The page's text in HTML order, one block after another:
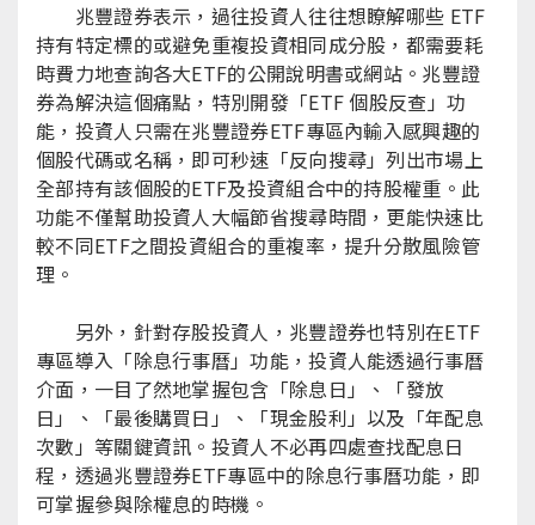
兆豐證券表示，過往投資人往往想瞭解哪些 ETF
持有特定標的或避免重複投資相同成分股，都需要耗
時費力地查詢各大ETF的公開說明書或網站。兆豐證
券為解決這個痛點，特別開發「ETF 個股反查」功
能，投資人只需在兆豐證券ETF專區內輸入感興趣的
個股代碼或名稱，即可秒速「反向搜尋」列出市場上
全部持有該個股的ETF及投資組合中的持股權重。此
功能不僅幫助投資人大幅節省搜尋時間，更能快速比
較不同ETF之間投資組合的重複率，提升分散風險管
理。
另外，針對存股投資人，兆豐證券也特別在ETF
專區導入「除息行事曆」功能，投資人能透過行事曆
介面，一目了然地掌握包含「除息日」、「發放
日」、「最後購買日」、「現金股利」以及「年配息
次數」等關鍵資訊。投資人不必再四處查找配息日
程，透過兆豐證券ETF專區中的除息行事曆功能，即
可掌握參與除權息的時機。